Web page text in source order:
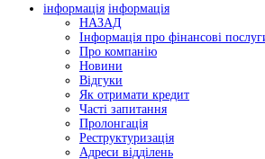
інформація інформація
НАЗАД
Інформація про фінансові
Про компанію
Новини
Відгуки
Як отримати кредит
Часті запитання
Пролонгація
Реструктуризація
Адреси відділень